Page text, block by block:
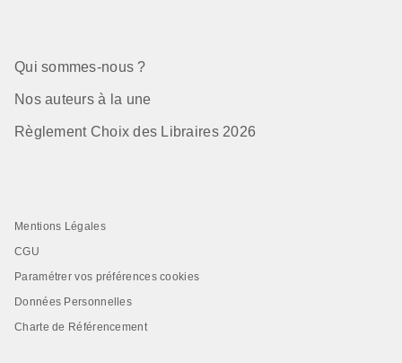
Qui sommes-nous ?
Nos auteurs à la une
Règlement Choix des Libraires 2026
Mentions Légales
CGU
Paramétrer vos préférences cookies
Données Personnelles
Charte de Référencement